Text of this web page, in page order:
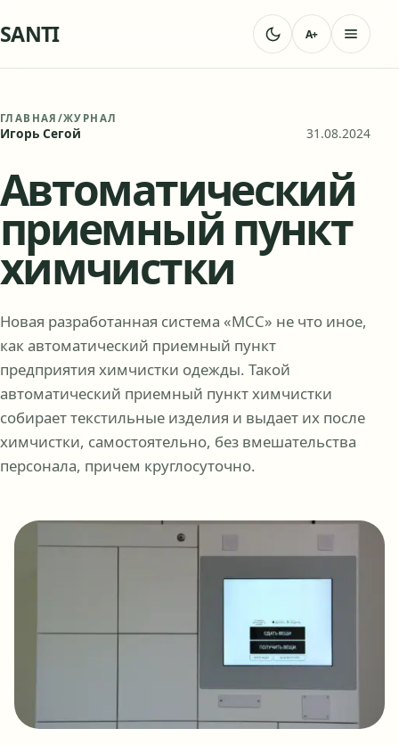
SANTI A+
ГЛАВНАЯ /ЖУРНАЛ
Игорь Сегой 31.08.2024
Автоматический
приемный пункт
химчистки
Новая разработанная система «МСС» не что иное,
как автоматический приемный пункт
предприятия химчистки одежды. Такой
автоматический приемный пункт химчистки
собирает текстильные изделия и выдает их после
химчистки, самостоятельно, без вмешательства
персонала, причем круглосуточно.